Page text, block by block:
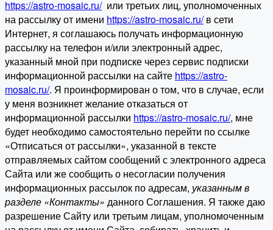
https://astro-mosaic.ru/или третьих лиц, уполномоченных
на рассылку от имени https://astro-mosaic.ru/в сети
Интернет, я соглашаюсь получать информационную
рассылку на телефон и/или электронный адрес,
указанный мной при подписке через сервис подписки
информационной рассылки на сайте https://astro-
mosaic.ru/. Я проинформирован о том, что в случае, если
у меня возникнет желание отказаться от
информационной рассылки https://astro-mosaic.ru/, мне
будет необходимо самостоятельно перейти по ссылке
«Отписаться от рассылки», указанной в тексте
отправляемых сайтом сообщений с электронного адреса
Сайта или же сообщить о несогласии получения
информационных рассылок по адресам, указанным в
разделе «Контакты» данного Соглашения. Я также даю
разрешение Сайту или третьим лицам, уполномоченным